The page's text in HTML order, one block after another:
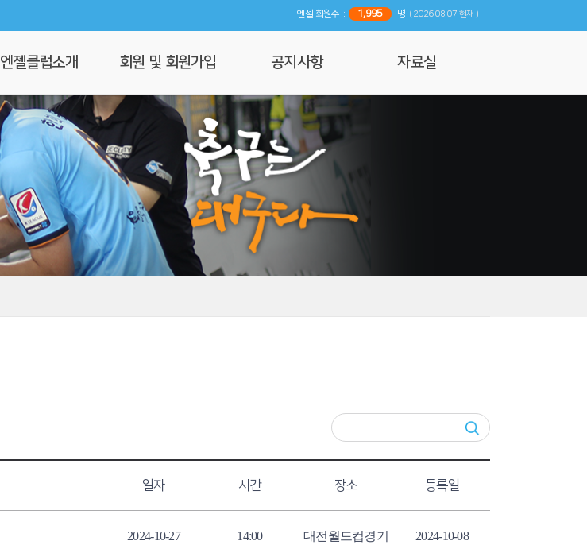
엔젤 회원수 : 1,995 명 ( 2026.08.07 현재 )
엔젤클럽소개
회장 인사말
엔젤클럽이란
클럽 조직도
찾아오시는길
회원 및 회원가입
회원가입
회원명부
이 달의 엔젤
공지사항
공지사항
행사일정
자료실
일자 시간 장소 등록일
2024-10-27 14:00
대전월드컵경기
2024-10-08